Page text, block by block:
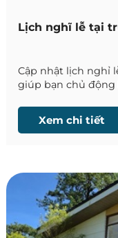
Lịch nghĩ lễ tại
Cập nhật lịch nghỉ
giúp bạn chủ động
Xem chi tiết